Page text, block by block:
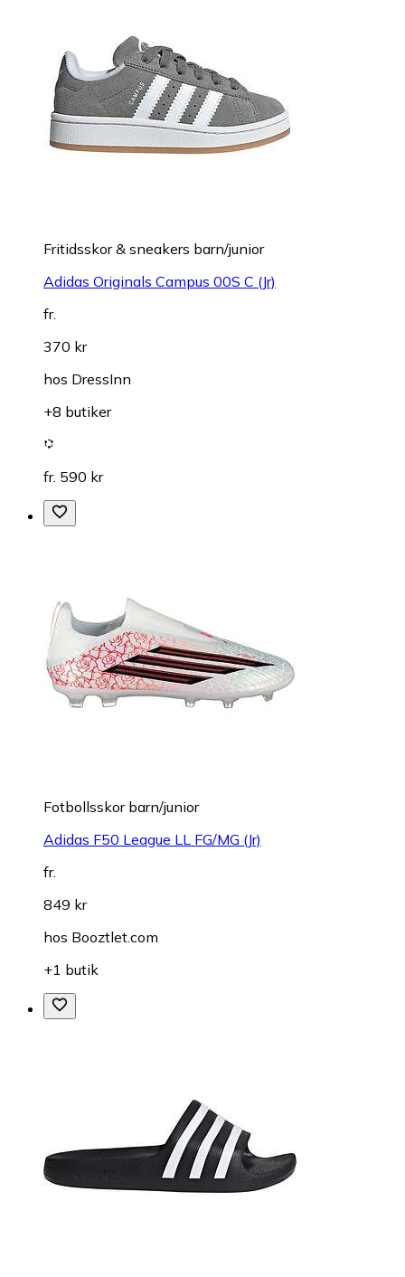
Fritidsskor & sneakers barn/junior
Adidas Originals Campus 00S C (Jr)
fr.
370 kr
hos DressInn
+8 butiker
fr. 590 kr
Fotbollsskor barn/junior
Adidas F50 League LL FG/MG (Jr)
fr.
849 kr
hos Booztlet.com
+1 butik